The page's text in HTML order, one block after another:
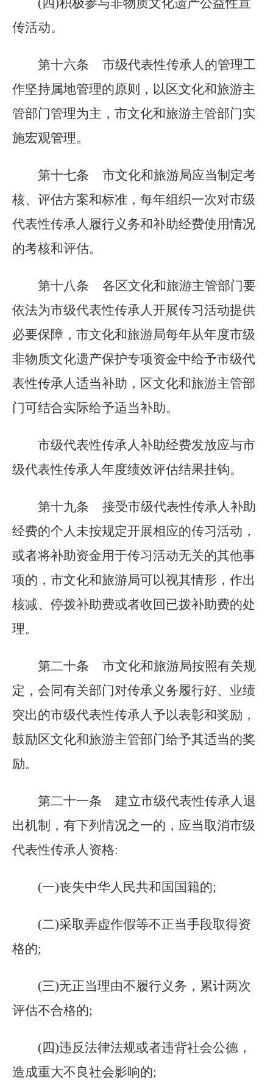
(四)积极参与非物质文化遗产公益性宣
传活动。
第十六条
市级代表性传承人的管理工
作坚持属地管理的原则，以区文化和旅游主
管部门管理为主，市文化和旅游主管部门实
施宏观管理。
第十七条
市文化和旅游局应当制定考
核、评估方案和标准，每年组织一次对市级
代表性传承人履行义务和补助经费使用情况
的考核和评估。
第十八条
各区文化和旅游主管部门要
依法为市级代表性传承人开展传习活动提供
必要保障，市文化和旅游局每年从年度市级
非物质文化遗产保护专项资金中给予市级代
表性传承人适当补助，区文化和旅游主管部
门可结合实际给予适当补助。
市级代表性传承人补助经费发放应与市
级代表性传承人年度绩效评估结果挂钩。
第十九条
接受市级代表性传承人补助
经费的个人未按规定开展相应的传习活动，
或者将补助资金用于传习活动无关的其他事
项的，市文化和旅游局可以视其情形，作出
核减、停拨补助费或者收回已拨补助费的处
理。
第二十条
市文化和旅游局按照有关规
定，会同有关部门对传承义务履行好、业绩
突出的市级代表性传承人予以表彰和奖励，
鼓励区文化和旅游主管部门给予其适当的奖
励。
第二十一条
建立市级代表性传承人退
出机制，有下列情况之一的，应当取消市级
代表性传承人资格:
(一)丧失中华人民共和国国籍的;
(二)采取弄虚作假等不正当手段取得资
格的;
(三)无正当理由不履行义务，累计两次
评估不合格的;
(四)违反法律法规或者违背社会公德，
造成重大不良社会影响的;